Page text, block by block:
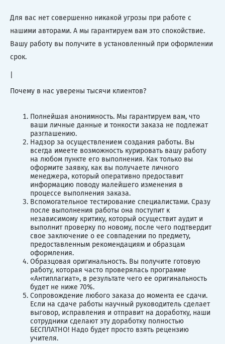
Для вас нет совершенно никакой угрозы при работе с
нашими авторами. А мы гарантируем вам это спокойствие.
Вашу работу вы получите в установленный при оформлении
срок.
Почему в нас уверены тысячи клиентов?
Полнейшая анонимность. Мы гарантируем вам, что
ваши личные данные и тонкости заказа не подлежат
разглашению.
Надзор за осуществлением создания работы. Вы
всегда имеете возможность курировать вашу работу
на любом пункте его выполнения. Как только вы
оформите заявку, как вы получаете личного
менеджера, который оперативно предоставит
информацию поводу малейшего изменения в
процессе выполнения заказа.
Вспомогательное тестирование специалистами. Сразу
после выполнения работы она поступит к
независимому критику, который осуществит аудит и
выполнит проверку по новому, после чего подтвердит
свое заключение о ее совпадении по предмету,
предоставленным рекомендациям и образцам
оформления.
Образцовая оригинальность. Вы получите готовую
работу, которая часто проверялась программе
«Антиплагиат», в результате чего ее оригинальность
будет не ниже 70%.
Сопровождение любого заказа до момента ее сдачи.
Если на сдаче работы научный руководитель сделает
выговор, исправления и отправит на доработку, наши
сотрудники сделают эту доработку полностью
БЕСПЛАТНО! Надо будет просто взять рецензию
учителя.